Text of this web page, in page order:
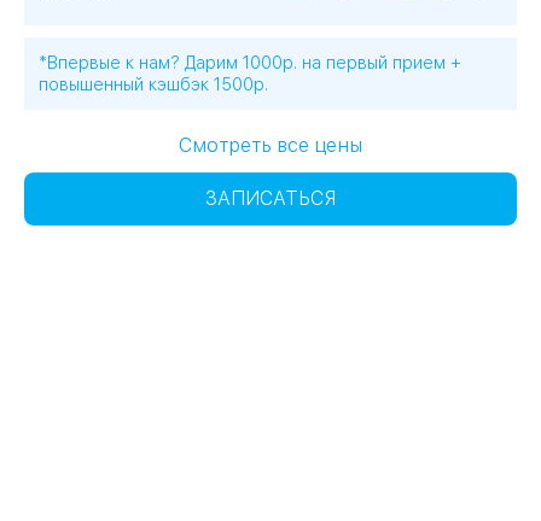
*Впервые к нам? Дарим 1000р. на первый прием +
повышенный кэшбэк 1500р.
Смотреть все цены
ЗАПИСАТЬСЯ